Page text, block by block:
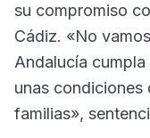
su compromiso
Cádiz. «No
Andalucía
unas condiciones
familias»,